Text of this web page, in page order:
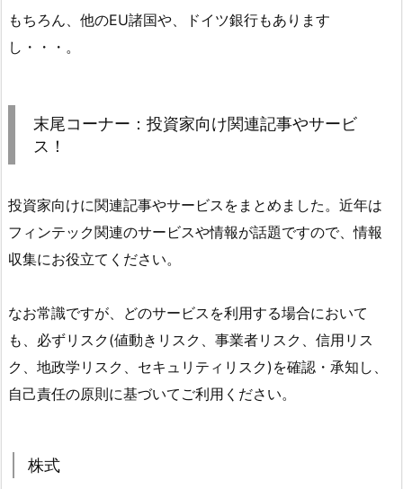
もちろん、他のEU諸国や、ドイツ銀行もあります
し・・・。
末尾コーナー：投資家向け関連記事やサービ
ス！
投資家向けに関連記事やサービスをまとめました。近年は
フィンテック関連のサービスや情報が話題ですので、情報
収集にお役立てください。
なお常識ですが、どのサービスを利用する場合において
も、必ずリスク(値動きリスク、事業者リスク、信用リス
ク、地政学リスク、セキュリティリスク)を確認・承知し、
自己責任の原則に基づいてご利用ください。
株式